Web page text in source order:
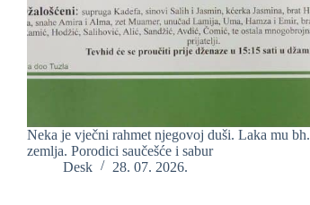
Neka je vječni rahmet njegovoj duši. Laka mu bh.
zemlja. Porodici saučešće i sabur
Desk
28. 07. 2026.